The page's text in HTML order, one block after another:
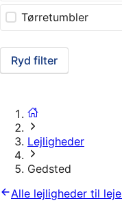
Tørretumbler
Ryd filter
Lejligheder
Gedsted
Alle lejligheder til